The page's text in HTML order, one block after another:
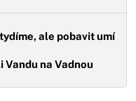
ale pobavit umí
na Vadnou